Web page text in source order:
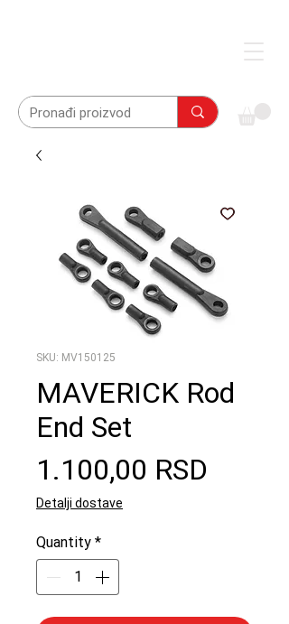
SKU: MV150125
MAVERICK Rod
End Set
1.100,00 RSD
Detalji dostave
Quantity *